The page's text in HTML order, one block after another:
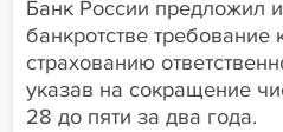
Банк России предложил
банкротстве требование
страхованию
указав на сокращение
28 до пяти за два года.